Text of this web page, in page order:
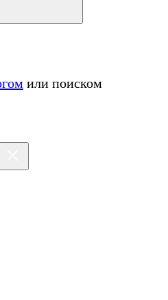
или поиском